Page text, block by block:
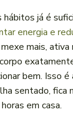
hábitos já é
energia e
mais,
bem. Isso
sentado,
em casa.